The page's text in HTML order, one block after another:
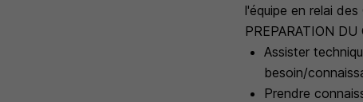
l'équipe en relai
PREPARATION DU
Assister
besoin/
Prendre